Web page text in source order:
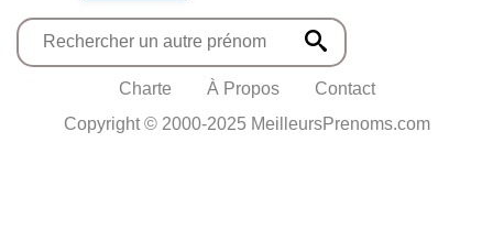
Charte À Propos
Contact
Copyright © 2000-2025 MeilleursPrenoms.com